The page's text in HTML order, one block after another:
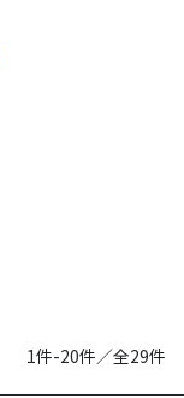
1件-20件／全29件